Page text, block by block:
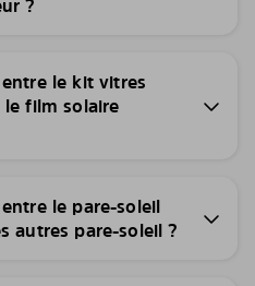
?
le kit vitres
film solaire
le pare-soleil
autres pare-soleil ?